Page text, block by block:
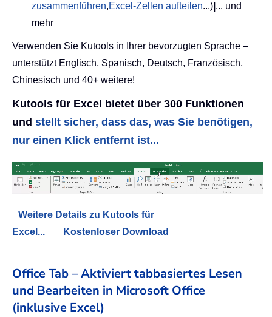
zusammenführen,Excel-Zellen aufteilen...) ... und
mehr
Verwenden Sie Kutools in Ihrer bevorzugten Sprache –
unterstützt Englisch, Spanisch, Deutsch, Französisch,
Chinesisch und 40+ weitere!
Kutools für Excel bietet über 300 Funktionen
und stellt sicher, dass das, was Sie benötigen,
nur einen Klick entfernt ist...
Weitere Details zu Kutools für
Excel...
Kostenloser Download
Office Tab – Aktiviert tabbasiertes Lesen
und Bearbeiten in Microsoft Office
(inklusive Excel)